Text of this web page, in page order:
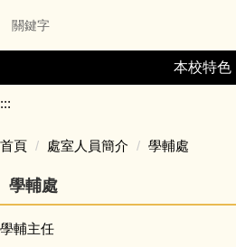
本校特色
:::
首頁 處室人員簡介 學輔處
學輔處
學輔主任